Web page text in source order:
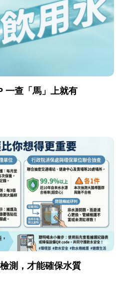
查「馬」上就有
測，才能確保水質